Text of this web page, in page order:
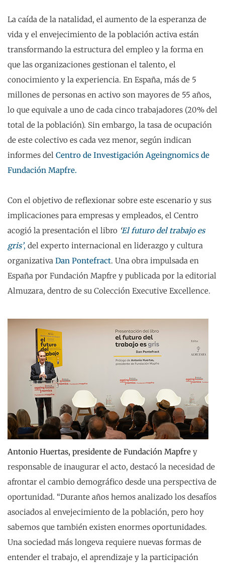
La caída de la natalidad, el aumento de la esperanza de
vida y el envejecimiento de la población activa están
transformando la estructura del empleo y la forma en
que las organizaciones gestionan el talento, el
conocimiento y la experiencia. En España, más de 5
millones de personas en activo son mayores de 55 años,
lo que equivale a uno de cada cinco trabajadores (20% del
total de la población). Sin embargo, la tasa de ocupación
de este colectivo es cada vez menor, según indican
informes del Centro de Investigación Ageingnomics de
Fundación Mapfre.
Con el objetivo de reflexionar sobre este escenario y sus
implicaciones para empresas y empleados, el Centro
acogió la presentación el libro ‘El futuro del trabajo es
gris’, del experto internacional en liderazgo y cultura
organizativa Dan Pontefract. Una obra impulsada en
España por Fundación Mapfre y publicada por la editorial
Almuzara, dentro de su Colección Executive Excellence.
Antonio Huertas, presidente de Fundación Mapfre y
responsable de inaugurar el acto, destacó la necesidad de
afrontar el cambio demográfico desde una perspectiva de
oportunidad. “Durante años hemos analizado los desafíos
asociados al envejecimiento de la población, pero hoy
sabemos que también existen enormes oportunidades.
Una sociedad más longeva requiere nuevas formas de
entender el trabajo, el aprendizaje y la participación